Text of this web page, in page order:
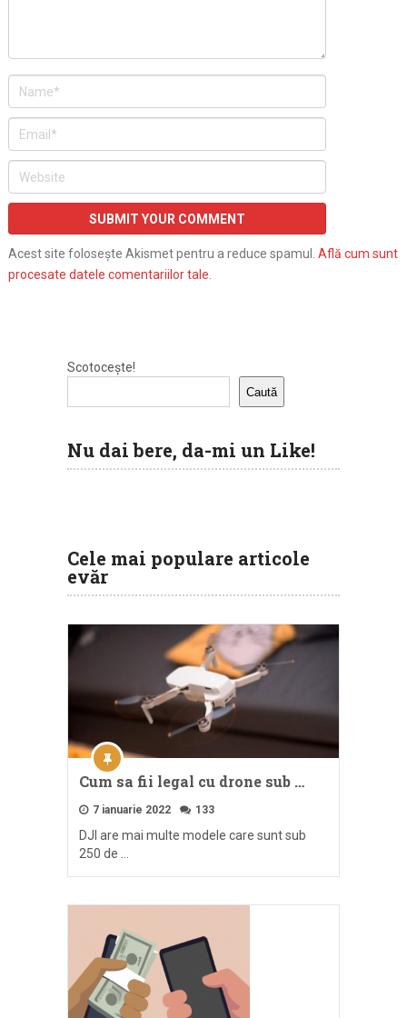
Acest site folosește Akismet pentru a reduce spamul. Află cum sunt
procesate datele comentariilor tale
Scotocește!
Caută
Nu dai bere, da-mi un Like!
Cele mai populare articole
evăr
Cum sa fii legal cu drone sub …
7 ianuarie 2022 133
DJI are mai multe modele care sunt sub
250 de …